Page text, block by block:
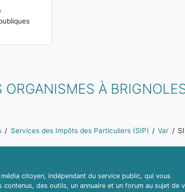
ORGANISMES À
Services des Impôts des Particuliers (SIP) Var
citoyen, indépendant du service public, qui vous
des outils, un annuaire et un forum au sujet de